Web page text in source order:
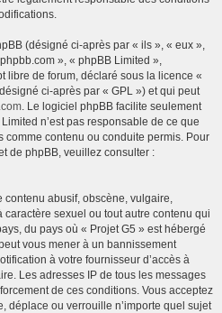
(désigné ci-après par « ils », « eux »,
», « phpBB Limited »,
libre de forum, déclaré sous la licence «
ci-après par « GPL ») et qui peut
. Le logiciel phpBB facilite seulement
n’est pas responsable de ce que
comme contenu ou conduite permis. Pour
de phpBB, veuillez consulter :
contenu abusif, obscène, vulgaire,
sexuel ou tout autre contenu qui
du pays où « Projet G5 » est hébergé
vous mener à un bannissement
à votre fournisseur d’accès à
Les adresses IP de tous les messages
de ces conditions. Vous acceptez
déplace ou verrouille n’importe quel sujet